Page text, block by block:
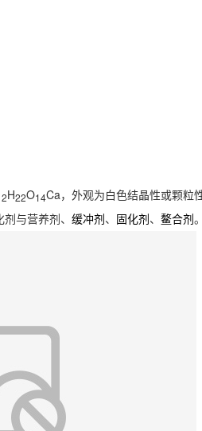
H22O14Ca，外观为白色结晶性或颗粒
与营养剂、 缓冲剂 、 固化剂 、 鳌合剂 。